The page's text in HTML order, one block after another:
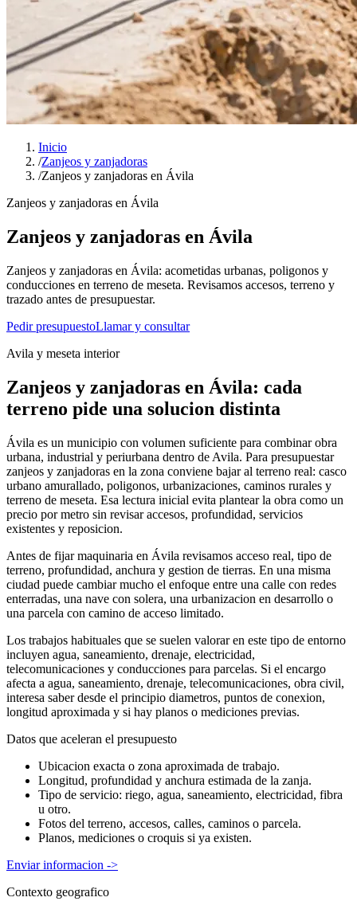
Inicio
/Zanjeos y zanjadoras
/Zanjeos y zanjadoras en Ávila
Zanjeos y zanjadoras en Ávila
Zanjeos y zanjadoras en Ávila
Zanjeos y zanjadoras en Ávila: acometidas urbanas, poligonos y
conducciones en terreno de meseta. Revisamos accesos, terreno y
trazado antes de presupuestar.
Pedir presupuestoLlamar y consultar
Avila y meseta interior
Zanjeos y zanjadoras en Ávila: cada
terreno pide una solucion distinta
Ávila es un municipio con volumen suficiente para combinar obra
urbana, industrial y periurbana dentro de Avila. Para presupuestar
zanjeos y zanjadoras en la zona conviene bajar al terreno real: casco
urbano amurallado, poligonos, urbanizaciones, caminos rurales y
terreno de meseta. Esa lectura inicial evita plantear la obra como un
precio por metro sin revisar accesos, profundidad, servicios
existentes y reposicion.
Antes de fijar maquinaria en Ávila revisamos acceso real, tipo de
terreno, profundidad, anchura y gestion de tierras. En una misma
ciudad puede cambiar mucho el enfoque entre una calle con redes
enterradas, una nave con solera, una urbanizacion en desarrollo o
una parcela con camino de acceso limitado.
Los trabajos habituales que se suelen valorar en este tipo de entorno
incluyen agua, saneamiento, drenaje, electricidad,
telecomunicaciones y conducciones para parcelas. Si el encargo
afecta a agua, saneamiento, drenaje, telecomunicaciones, obra civil,
interesa saber desde el principio diametros, puntos de conexion,
longitud aproximada y si hay planos o mediciones previas.
Datos que aceleran el presupuesto
Ubicacion exacta o zona aproximada de trabajo.
Longitud, profundidad y anchura estimada de la zanja.
Tipo de servicio: riego, agua, saneamiento, electricidad, fibra
u otro.
Fotos del terreno, accesos, calles, caminos o parcela.
Planos, mediciones o croquis si ya existen.
Enviar informacion ->
Contexto geografico